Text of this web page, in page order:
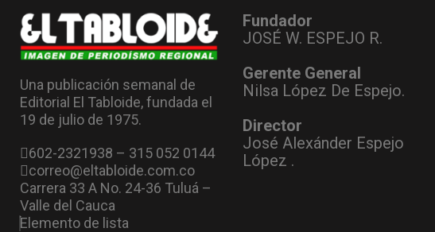
Una publicación semanal de
Editorial El Tabloide, fundada el
19 de julio de 1975.
602-2321938 – 315 052 0144
correo@eltabloide.com.co
Carrera 33 A No. 24-36 Tuluá –
Valle del Cauca
Elemento de lista
Fundador
JOSÉ W. ESPEJO R.
Gerente General
Nilsa López De Espejo.
Director
José Alexánder Espejo
López .